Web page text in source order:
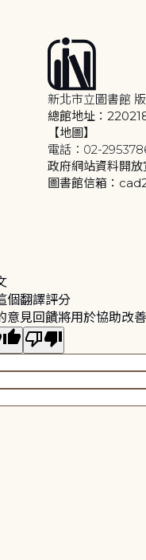
新北市立圖書館
總館地址：
【地圖】
電話：02-
政府網站資料開放
圖書館信箱：
個翻譯評分
意見回饋將用於協助改